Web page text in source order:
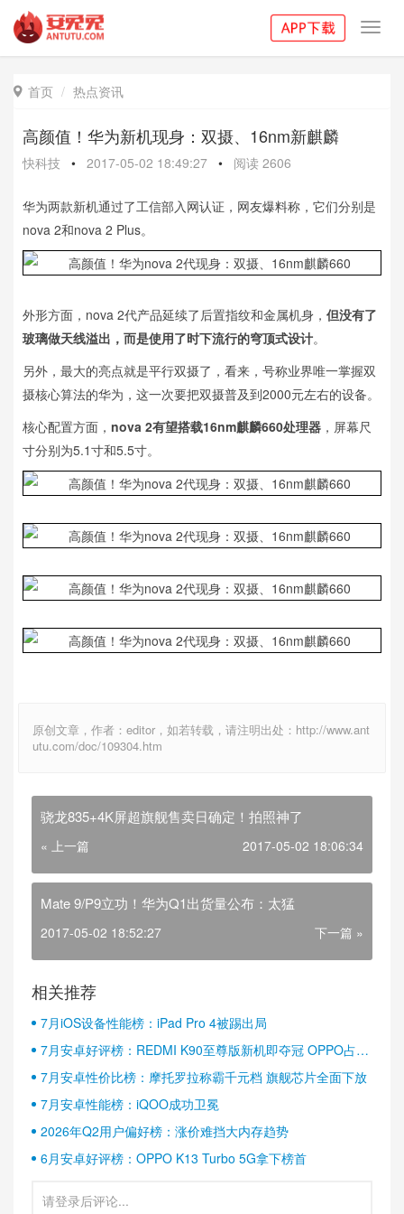
 首页 热点资讯
高颜值！华为新机现身：双摄、16nm新麒麟
快科技 • 2017-05-02 18:49:27 • 阅读 2606
华为两款新机通过了工信部入网认证，网友爆料称，它们分别是
nova 2和nova 2 Plus。
外形方面，nova 2代产品延续了后置指纹和金属机身， 但没有了
玻璃做天线溢出，而是使用了时下流行的穹顶式设计。
另外，最大的亮点就是平行双摄了，看来，号称业界唯一掌握双
摄核心算法的华为，这一次要把双摄普及到2000元左右的设备。
核心配置方面， nova 2有望搭载16nm麒麟660处理器 ，屏幕尺
寸分别为5.1寸和5.5寸。
原创文章，作者：editor，如若转载，请注明出处：http://www.ant
utu.com/doc/109304.htm
骁龙835+4K屏超旗舰售卖日确定！拍照神了
« 上一篇 2017-05-02 18:06:34
Mate 9/P9立功！华为Q1出货量公布：太猛
2017-05-02 18:52:27 下一篇 »
相关推荐
7月iOS设备性能榜：iPad Pro 4被踢出局
7月安卓好评榜：REDMI K90至尊版新机即夺冠 OPPO占据
半壁江山
7月安卓性价比榜：摩托罗拉称霸千元档 旗舰芯片全面下放
7月安卓性能榜：iQOO成功卫冕
2026年Q2用户偏好榜：涨价难挡大内存趋势
6月安卓好评榜：OPPO K13 Turbo 5G拿下榜首